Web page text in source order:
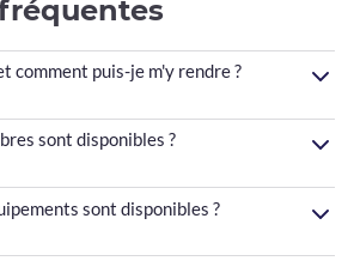
comment puis-je m'y rendre ?
sont disponibles ?
sont disponibles ?